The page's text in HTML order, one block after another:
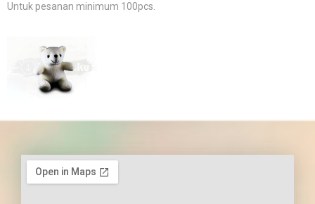
Untuk pesanan minimum 100pcs.